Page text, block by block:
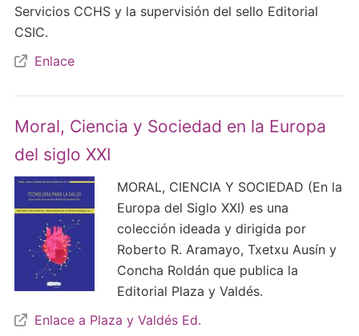
Servicios CCHS y la supervisión del sello Editorial
CSIC.
Enlace
Moral, Ciencia y Sociedad en la Europa
del siglo XXI
MORAL, CIENCIA Y SOCIEDAD (En la
Europa del Siglo XXI) es una
colección ideada y dirigida por
Roberto R. Aramayo, Txetxu Ausín y
Concha Roldán que publica la
Editorial Plaza y Valdés.
Enlace a Plaza y Valdés Ed.